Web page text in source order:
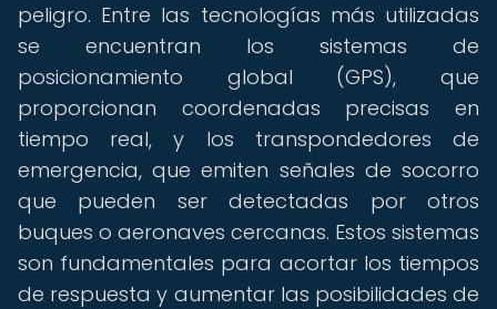
peligro. Entre las tecnologías más utilizadas
se encuentran los sistemas de
posicionamiento global (GPS), que
proporcionan coordenadas precisas en
tiempo real, y los transpondedores de
emergencia, que emiten señales de socorro
que pueden ser detectadas por otros
buques o aeronaves cercanas. Estos sistemas
son fundamentales para acortar los tiempos
de respuesta y aumentar las posibilidades de